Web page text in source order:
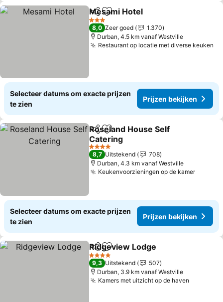
DelenToevoegen aan favorieten
Mesami Hotel
3 Sterren
8,0 Zeer goed
1.370
Durban, 4.5 km vanaf Westville
Restaurant op locatie met diverse keuken
Selecteer datums om exacte prijzen
te zien
Prijzen bekijken
DelenToevoegen aan favorieten
Roseland House Self
Catering
4 Sterren
8,7 Uitstekend
708
Durban, 4.3 km vanaf Westville
Keukenvoorzieningen op de kamer
Selecteer datums om exacte prijzen
te zien
Prijzen bekijken
DelenToevoegen aan favorieten
Ridgeview Lodge
4 Sterren
9,3 Uitstekend
507
Durban, 3.9 km vanaf Westville
Kamers met uitzicht op de haven